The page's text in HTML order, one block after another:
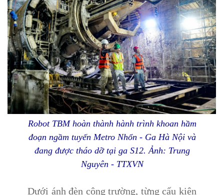
Robot TBM hoàn thành hành trình khoan hầm
đoạn ngầm tuyến Metro Nhổn - Ga Hà Nội và
đang được tháo dỡ tại ga S12. Ảnh: Trung
Nguyên - TTXVN
Dưới ánh đèn công trường, từng cấu kiện